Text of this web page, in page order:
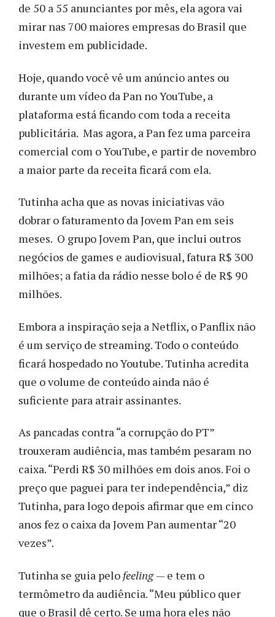
de 50 a 55 anunciantes por mês, ela agora vai
mirar nas 700 maiores empresas do Brasil que
investem em publicidade.
Hoje, quando você vê um anúncio antes ou
durante um vídeo da Pan no YouTube, a
plataforma está ficando com toda a receita
publicitária. Mas agora, a Pan fez uma parceira
comercial com o YouTube, e partir de novembro
a maior parte da receita ficará com ela.
Tutinha acha que as novas iniciativas vão
dobrar o faturamento da Jovem Pan em seis
meses. O grupo Jovem Pan, que inclui outros
negócios de games e audiovisual, fatura R$ 300
milhões; a fatia da rádio nesse bolo é de R$ 90
milhões.
Embora a inspiração seja a Netflix, o Panflix não
é um serviço de streaming. Todo o conteúdo
ficará hospedado no Youtube. Tutinha acredita
que o volume de conteúdo ainda não é
suficiente para atrair assinantes.
As pancadas contra “a corrupção do PT”
trouxeram audiência, mas também pesaram no
caixa. “Perdi R$ 30 milhões em dois anos. Foi o
preço que paguei para ter independência,” diz
Tutinha, para logo depois afirmar que em cinco
anos fez o caixa da Jovem Pan aumentar “20
vezes”.
Tutinha se guia pelo feeling— e tem o
termômetro da audiência. “Meu público quer
que o Brasil dê certo. Se uma hora eles não